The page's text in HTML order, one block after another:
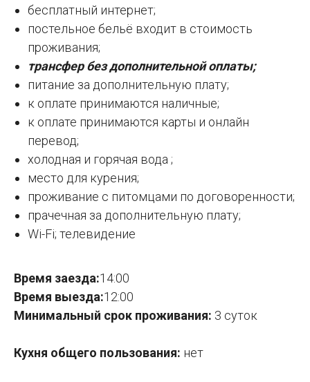
бесплатный интернет;
постельное бельё входит в стоимость
проживания;
трансфер без дополнительной оплаты;
питание за дополнительную плату;
к оплате принимаются наличные;
к оплате принимаются карты и онлайн
перевод;
холодная и горячая вода ;
место для курения;
проживание с питомцами по договоренности;
прачечная за дополнительную плату;
Wi-Fi; телевидение
Время заезда:14:00
Время выезда:12:00
Минимальный срок проживания: 3 суток
Кухня общего пользования: нет